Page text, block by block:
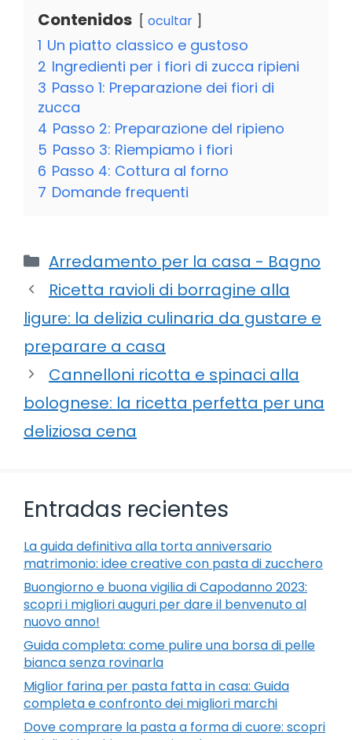
Contenidos ocultar
1 Un piatto classico e gustoso
2 Ingredienti per i fiori di zucca ripieni
3 Passo 1: Preparazione dei fiori di
zucca
4 Passo 2: Preparazione del ripieno
5 Passo 3: Riempiamo i fiori
6 Passo 4: Cottura al forno
7 Domande frequenti
Categorie
Arredamento per la casa - Bagno
Ricetta ravioli di borragine alla
ligure: la delizia culinaria da gustare e
preparare a casa
Cannelloni ricotta e spinaci alla
bolognese: la ricetta perfetta per una
deliziosa cena
Entradas recientes
La guida definitiva alla torta anniversario
matrimonio: idee creative con pasta di zucchero
Buongiorno e buona vigilia di Capodanno 2023:
scopri i migliori auguri per dare il benvenuto al
nuovo anno!
Guida completa: come pulire una borsa di pelle
bianca senza rovinarla
Miglior farina per pasta fatta in casa: Guida
completa e confronto dei migliori marchi
Dove comprare la pasta a forma di cuore: scopri